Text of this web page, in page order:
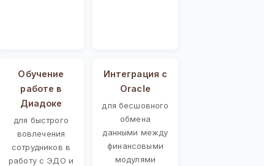
Обучение
работе в
Диадоке
для быстрого
вовлечения
сотрудников в
работу с ЭДО и
Интеграция с
Oracle
для бесшовного
обмена
данными между
финансовыми
модулями